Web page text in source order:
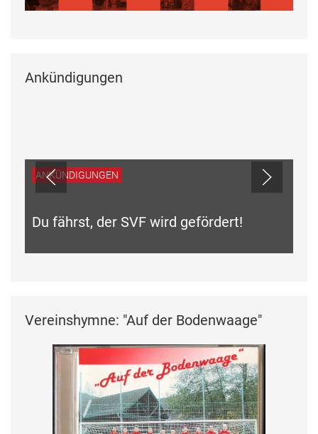
Ankündigungen
ANKÜNDIGUNGEN
Du fährst, der SVF wird gefördert!
Vereinshymne: "Auf der Bodenwaage"